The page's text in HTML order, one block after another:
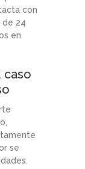
con
de 24
en
caso
se